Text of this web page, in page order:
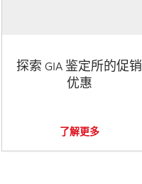
探索 GIA 鉴定所的促销
优惠
了解更多